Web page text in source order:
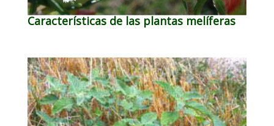
Características de las plantas melíferas